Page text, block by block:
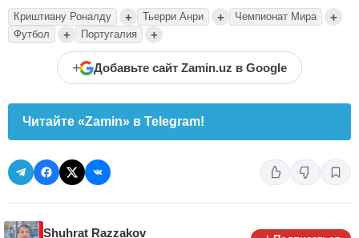
Криштиану Роналду + Тьерри Анри + Чемпионат Мира +
Футбол + Португалия +
+ Добавьте сайт Zamin.uz в Google
Читайте «Zamin» в Telegram!
Shuhrat Razzakov